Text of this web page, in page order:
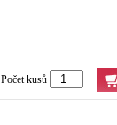
Počet kusů